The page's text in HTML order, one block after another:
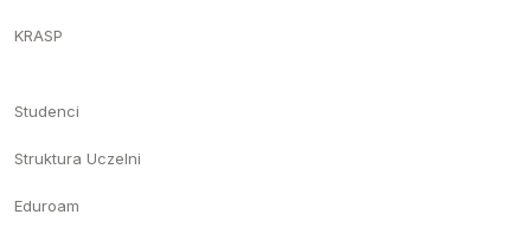
KRASP
Studenci
Struktura Uczelni
Eduroam